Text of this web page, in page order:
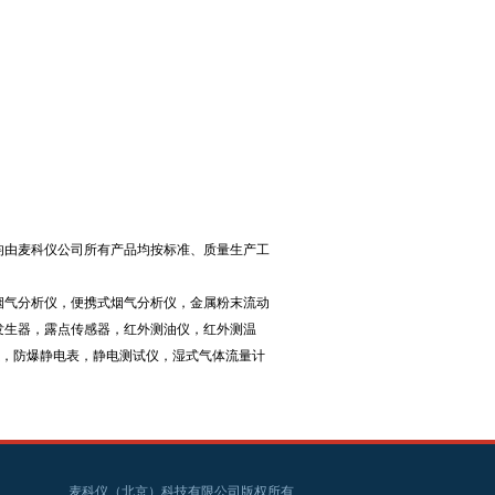
麦科仪公司所有产品均按标准、质量生产工
分析仪，便携式烟气分析仪，金属粉末流动
器，露点传感器，红外测油仪，红外测温
防爆静电表，静电测试仪，湿式气体流量计
麦科仪（北京）科技有限公司版权所有